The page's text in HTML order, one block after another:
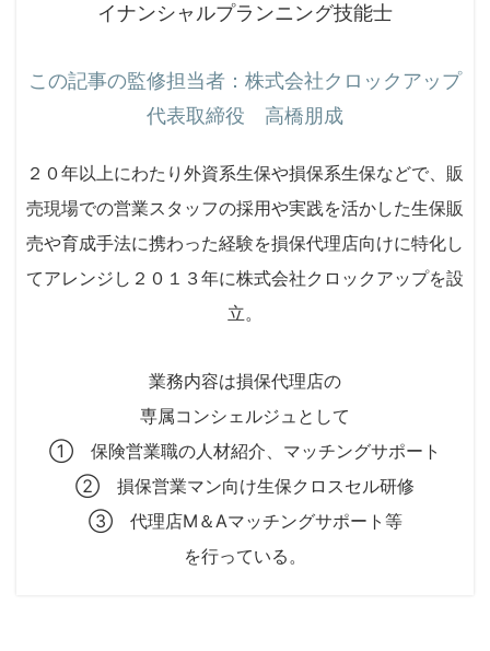
イナンシャルプランニング技能士
この記事の監修担当者：株式会社クロックアップ
代表取締役 高橋朋成
２０年以上にわたり外資系生保や損保系生保などで、販
売現場での営業スタッフの採用や実践を活かした生保販
売や育成手法に携わった経験を損保代理店向けに特化し
てアレンジし２０１３年に株式会社クロックアップを設
立。
業務内容は損保代理店の
専属コンシェルジュとして
① 保険営業職の人材紹介、マッチングサポート
② 損保営業マン向け生保クロスセル研修
③ 代理店M＆Aマッチングサポート等
を行っている。